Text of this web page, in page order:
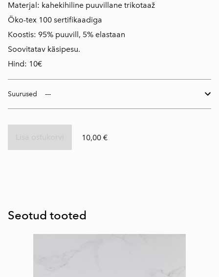
Materjal: kahekihiline puuvillane trikotaaž
Öko-tex 100 sertifikaadiga
Koostis: 95% puuvill, 5% elastaan
Soovitatav käsipesu.
Hind: 10€
Suurused
10,00 €
Seotud tooted